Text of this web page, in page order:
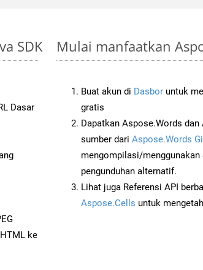
SDK
Dasar
ke
Mulai manfaatkan
Buat akun di Dasbor untuk
gratis
Dapatkan Aspose.Words
sumber dari Aspose.Words
mengompilasi/menggunakan
pengunduhan alternatif.
Lihat juga Referensi API
Aspose.Cells untuk